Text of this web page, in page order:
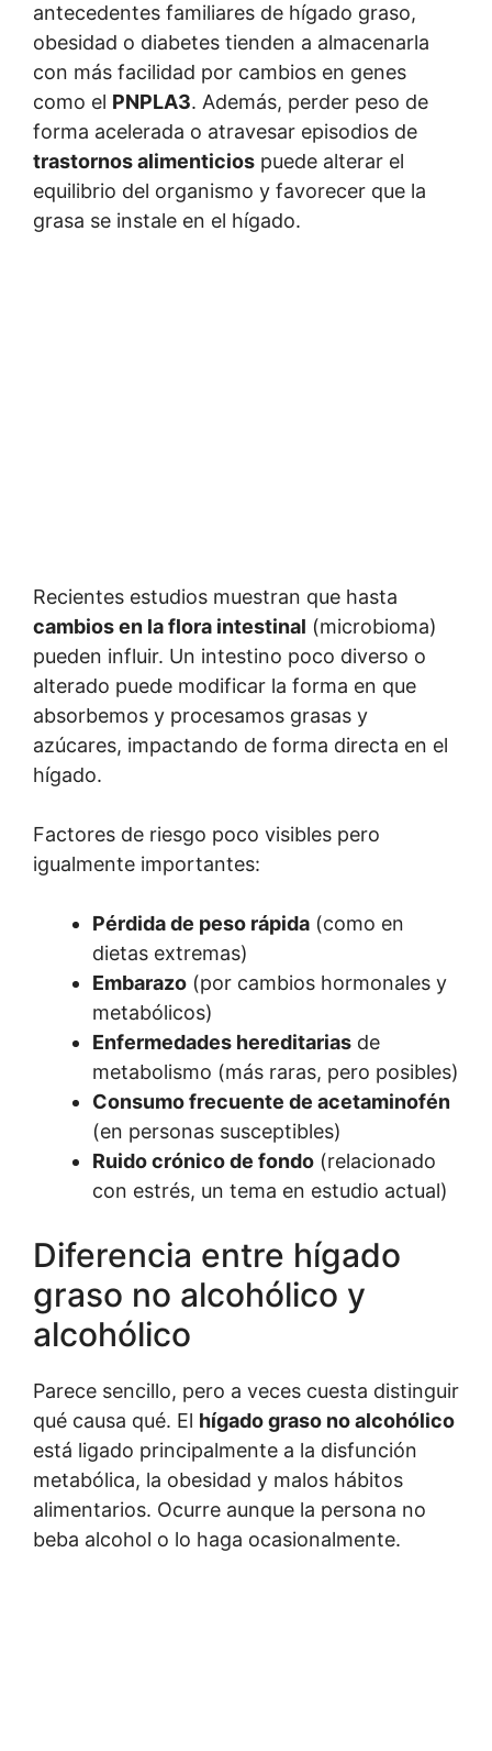
antecedentes familiares de hígado graso,
obesidad o diabetes tienden a almacenarla
con más facilidad por cambios en genes
como el PNPLA3. Además, perder peso de
forma acelerada o atravesar episodios de
trastornos alimenticios puede alterar el
equilibrio del organismo y favorecer que la
grasa se instale en el hígado.
Recientes estudios muestran que hasta
cambios en la flora intestinal (microbioma)
pueden influir. Un intestino poco diverso o
alterado puede modificar la forma en que
absorbemos y procesamos grasas y
azúcares, impactando de forma directa en el
hígado.
Factores de riesgo poco visibles pero
igualmente importantes:
Pérdida de peso rápida (como en
dietas extremas)
Embarazo (por cambios hormonales y
metabólicos)
Enfermedades hereditarias de
metabolismo (más raras, pero posibles)
Consumo frecuente de acetaminofén
(en personas susceptibles)
Ruido crónico de fondo (relacionado
con estrés, un tema en estudio actual)
Diferencia entre hígado
graso no alcohólico y
alcohólico
Parece sencillo, pero a veces cuesta distinguir
qué causa qué. El hígado graso no alcohólico
está ligado principalmente a la disfunción
metabólica, la obesidad y malos hábitos
alimentarios. Ocurre aunque la persona no
beba alcohol o lo haga ocasionalmente.